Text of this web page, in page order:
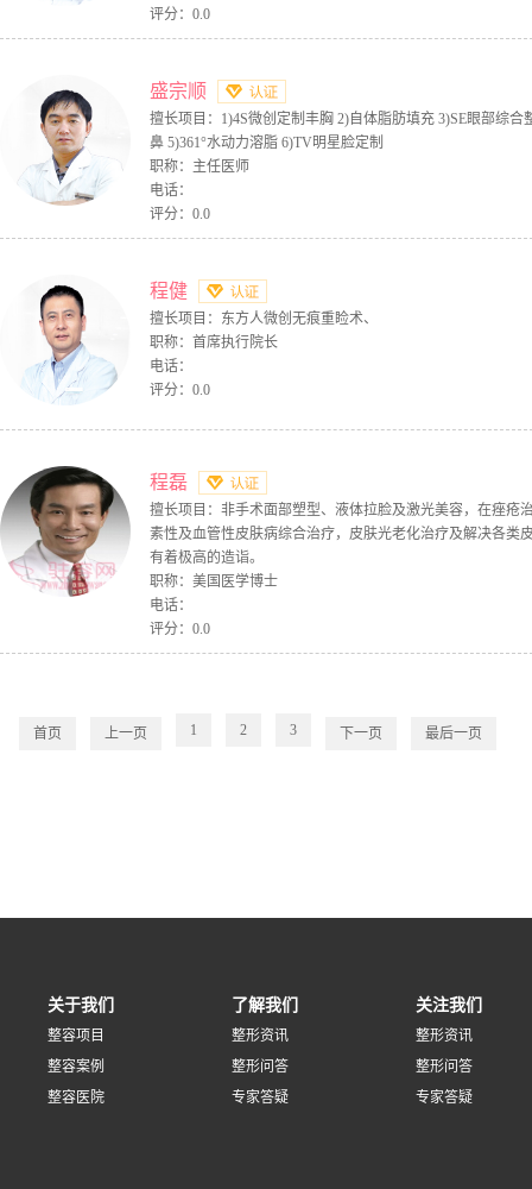
评分：0.0
盛宗顺
擅长项目：1)4S微创定制丰胸 2)自体脂肪填充 3)SE眼部综合
鼻 5)361°水动力溶脂 6)TV明星脸定制
职称：主任医师
电话：
评分：0.0
程健
擅长项目：东方人微创无痕重睑术、
职称：首席执行院长
电话：
评分：0.0
程磊
擅长项目：非手术面部塑型、液体拉脸及激光美容，在痤疮
素性及血管性皮肤病综合治疗，皮肤光老化治疗及解决各类
有着极高的造诣。
职称：美国医学博士
电话：
评分：0.0
首页 上一页 1 2 3 下一页 最后一页
关于我们
整容项目
整容案例
整容医院
了解我们
整形资讯
整形问答
专家答疑
关注我们
整形资讯
整形问答
专家答疑